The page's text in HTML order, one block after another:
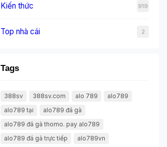
Kiến thức 919
Top nhà cái 2
Tags
388sv 388sv.com alo 789
alo789
alo789 tại
alo789 đá gà
alo789 đá gà thomo. pay alo789
alo789 đá gà trực tiếp
alo789vn